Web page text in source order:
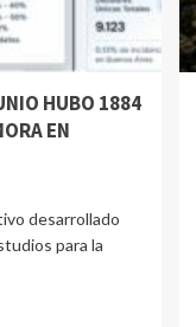
HUBO 1884
EN
desarrollado
para la